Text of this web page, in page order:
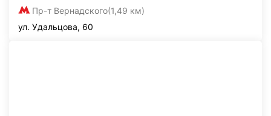
Пр-т Вернадского(1,49 км)
ул. Удальцова, 60